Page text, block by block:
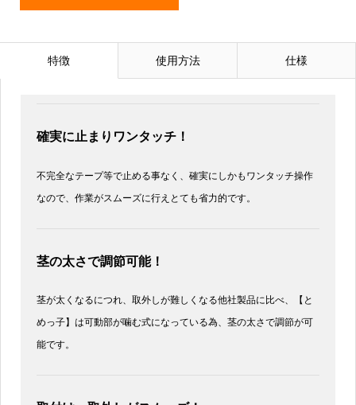
特徴 使用方法 仕様
確実に止まりワンタッチ！
不完全なテープ等で止める事なく、確実にしかもワンタッチ操作
なので、作業がスムーズに行えとても省力的です。
茎の太さで調節可能！
茎が太くなるにつれ、取外しが難しくなる他社製品に比べ、【と
めっ子】は可動部が噛む式になっている為、茎の太さで調節が可
能です。